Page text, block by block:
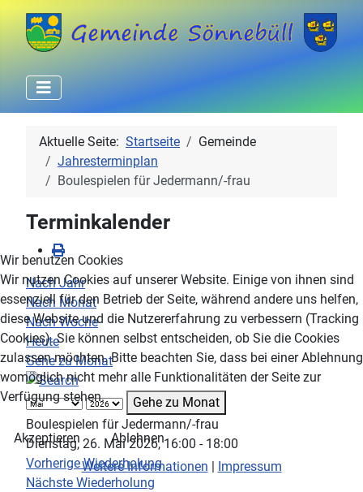
Aktuelle Seite: Startseite
Gemeinde
Jahresterminplan
Boulespielen für Jedermann/-frau
Terminkalender
Nach Jahr
Nach Monat
Nach Woche
Heute
Gehe zu Monat
Gehe zu Monat
Boulespielen für Jedermann/-frau
Dienstag, 26. Mai 2026, 16:00 - 18:00
Vorherige Wiederholung
Nächste Wiederholung
Wir benutzen Cookies
Wir nutzen Cookies auf unserer Website. Einige von ihnen sind
essenziell für den Betrieb der Seite, während andere uns helfen,
diese Website und die Nutzererfahrung zu verbessern (Tracking
Cookies). Sie können selbst entscheiden, ob Sie die Cookies
zulassen möchten. Bitte beachten Sie, dass bei einer Ablehnung
womöglich nicht mehr alle Funktionalitäten der Seite zur
Verfügung stehen.
Akzeptieren
Ablehnen
Weitere Informationen | Impressum